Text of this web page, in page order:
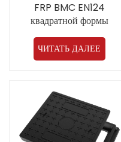
FRP BMC EN124
квадратной формы
200*200/250*250 от
производителя для
общественных мест на
ЧИТАТЬ ДАЛЕЕ